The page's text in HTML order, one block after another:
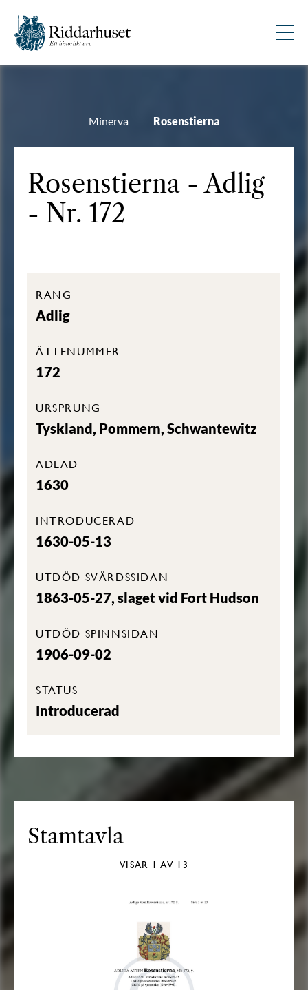
Minerva Rosenstierna
Rosenstierna - Adlig
- Nr. 172
RANG
Adlig
ÄTTENUMMER
172
URSPRUNG
Tyskland, Pommern, Schwantewitz
ADLAD
1630
INTRODUCERAD
1630-05-13
UTDÖD SVÄRDSSIDAN
1863-05-27, slaget vid Fort Hudson
UTDÖD SPINNSIDAN
1906-09-02
STATUS
Introducerad
Stamtavla
VISAR 1 AV 13